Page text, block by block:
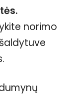
norimo